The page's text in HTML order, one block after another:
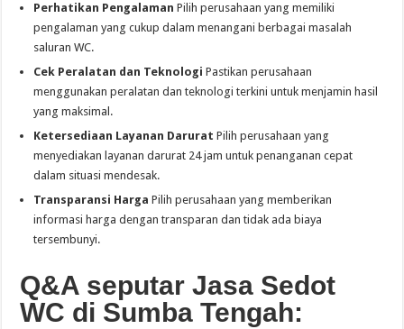
Perhatikan Pengalaman Pilih perusahaan yang memiliki
pengalaman yang cukup dalam menangani berbagai masalah
saluran WC.
Cek Peralatan dan Teknologi Pastikan perusahaan
menggunakan peralatan dan teknologi terkini untuk menjamin hasil
yang maksimal.
Ketersediaan Layanan Darurat Pilih perusahaan yang
menyediakan layanan darurat 24 jam untuk penanganan cepat
dalam situasi mendesak.
Transparansi Harga Pilih perusahaan yang memberikan
informasi harga dengan transparan dan tidak ada biaya
tersembunyi.
Q&A seputar Jasa Sedot
WC di Sumba Tengah: